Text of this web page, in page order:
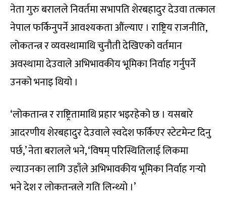
नेता गुरु बरालले निवर्तमा सभापति शेरबहादुर देउवा तत्काल
नेपाल फर्किनुपर्ने आवश्यकता औंल्याए । राष्ट्रिय राजनीति,
लोकतन्त्र र व्यवस्थामाथि चुनौती देखिएको वर्तमान
अवस्थामा देउवाले अभिभावकीय भूमिका निर्वाह गर्नुपर्ने
उनको भनाइ थियो ।
‘लोकतान्त्र र राष्ट्रितामाथि प्रहार भइरहेको छ । यसबारे
आदरणीय शेरबहादुर देउवाले स्वदेश फर्किएर स्टेटमेन्ट दिनु
पर्छ,’ नेता बरालले भने, ‘विषम् परिस्थितिलाई लिकमा
ल्याउनका लागि उहाँले अभिभावकीय भूमिका निर्वाह गर्‍यो
भने देश र लोकतन्त्रले गति लिन्थ्यो ।’